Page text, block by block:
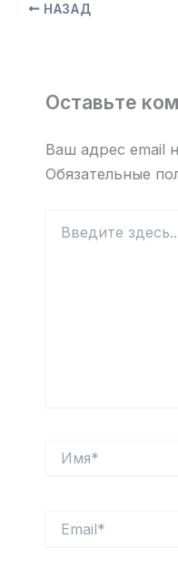
НАЗАД
Оставьте
Ваш адрес email
Обязательные
здесь...